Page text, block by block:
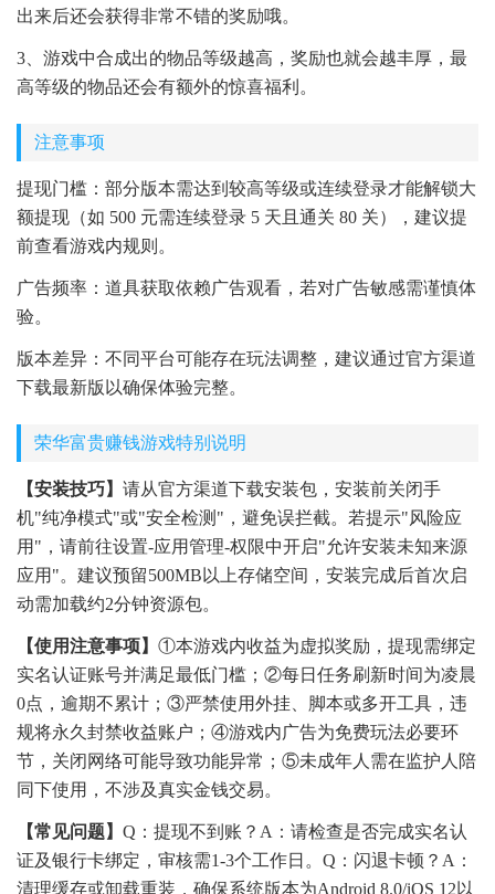
出来后还会获得非常不错的奖励哦。
3、游戏中合成出的物品等级越高，奖励也就会越丰厚，最
高等级的物品还会有额外的惊喜福利。
注意事项
提现门槛：部分版本需达到较高等级或连续登录才能解锁大
额提现（如 500 元需连续登录 5 天且通关 80 关），建议提
前查看游戏内规则。
广告频率：道具获取依赖广告观看，若对广告敏感需谨慎体
验。
版本差异：不同平台可能存在玩法调整，建议通过官方渠道
下载最新版以确保体验完整。
荣华富贵赚钱游戏特别说明
【安装技巧】 请从官方渠道下载安装包，安装前关闭手
机"纯净模式"或"安全检测"，避免误拦截。若提示"风险应
用"，请前往设置-应用管理-权限中开启"允许安装未知来源
应用"。建议预留500MB以上存储空间，安装完成后首次启
动需加载约2分钟资源包。
【使用注意事项】 ①本游戏内收益为虚拟奖励，提现需绑定
实名认证账号并满足最低门槛；②每日任务刷新时间为凌晨
0点，逾期不累计；③严禁使用外挂、脚本或多开工具，违
规将永久封禁收益账户；④游戏内广告为免费玩法必要环
节，关闭网络可能导致功能异常；⑤未成年人需在监护人陪
同下使用，不涉及真实金钱交易。
【常见问题】 Q：提现不到账？A：请检查是否完成实名认
证及银行卡绑定，审核需1-3个工作日。Q：闪退卡顿？A：
清理缓存或卸载重装，确保系统版本为Android 8.0/iOS 12以